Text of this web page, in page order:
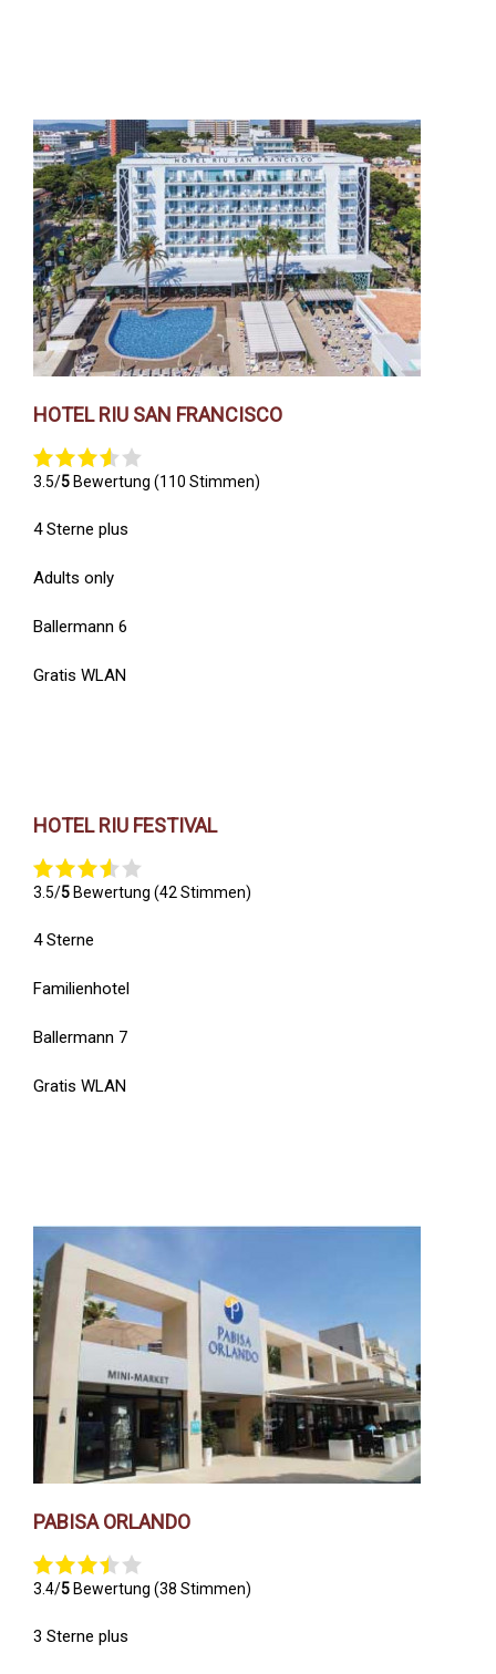
HOTEL RIU SAN FRANCISCO
3.5/5 Bewertung (110 Stimmen)
4 Sterne plus
Adults only
Ballermann 6
Gratis WLAN
HOTEL RIU FESTIVAL
3.5/5 Bewertung (42 Stimmen)
4 Sterne
Familienhotel
Ballermann 7
Gratis WLAN
PABISA ORLANDO
3.4/5 Bewertung (38 Stimmen)
3 Sterne plus